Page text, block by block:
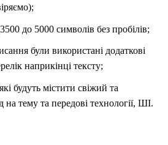
до 5000 символів без пробілів;
були використані додаткові
наприкінці тексту;
будуть містити свіжий та
на тему та передові технології, ШІ.